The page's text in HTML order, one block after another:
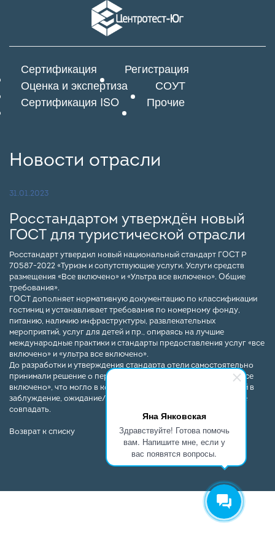
Яна Янковская
Здравствуйте! Готова помочь
вам. Напишите мне, если у
вас появятся вопросы.
Сертификация
Регистрация
Оценка и экспертиза
СОУТ
Сертификация ISO
Прочие
Новости отрасли
31.01.2023
Росстандартом утверждён новый
ГОСТ для туристической отрасли
Росстандарт утвердил новый национальный стандарт ГОСТ Р
70587-2022 «Туризм и сопутствующие услуги. Услуги средств
размещения «Все включено» и «Ультра все включено». Общие
требования».
ГОСТ дополняет нормативную документацию по классификации
гостиниц и устанавливает требования по номерному фонду,
питанию, наличию инфраструктуры, развлекательных
мероприятий, услуг для детей и пр., опираясь на лучшие
международные практики и стандарты предоставления услуг «все
включено» и «ультра все включено».
До разработки и утверждения стандарта отели самостоятельно
принимали решение о перечне и качестве услуг по системе «все
включено», что могло в конечном итоге вводить потребителей в
заблуждение, ожидание/реальность у клиента часто могли не
совпадать.
Возврат к списку